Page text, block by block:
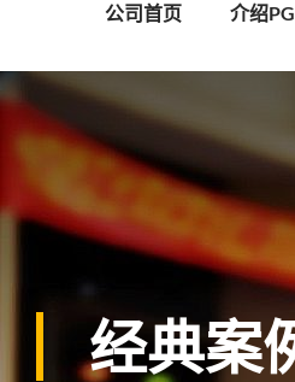
公司首页 介绍
经典案